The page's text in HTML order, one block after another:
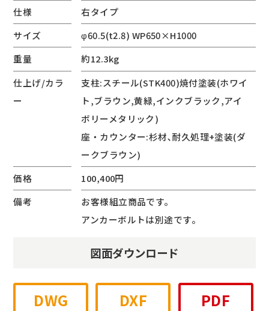
仕様
右タイプ
サイズ
φ60.5(t2.8) WP650×H1000
重量
約12.3kg
仕上げ/カラ
ー
支柱:スチール(STK400)焼付塗装(ホワイ
ト,ブラウン,黄緑,インクブラック,アイ
ボリーメタリック)
座・カウンター:杉材､耐久処理+塗装(ダ
ークブラウン)
価格
100,400円
備考
お客様組立商品です。
アンカーボルトは別途です。
図面ダウンロード
DWG DXF PDF